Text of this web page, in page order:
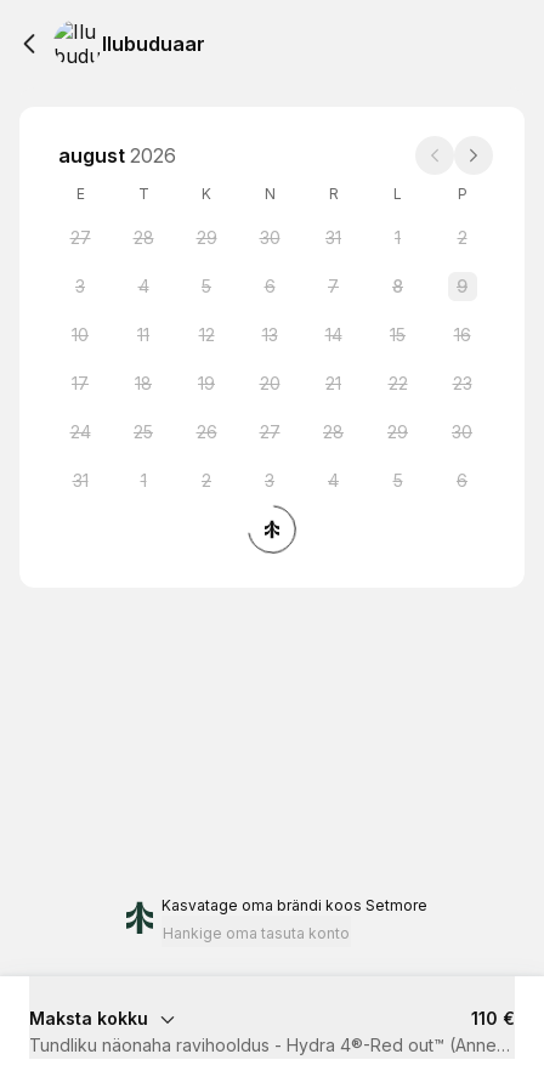
Ilubuduaar
august 2026
E T K N R L P
27 28 29 30 31 1 2
3 4 5 6 7 8 9
10 11 12 13 14 15 16
17 18 19 20 21 22 23
24 25 26 27 28 29 30
31 1 2 3 4 5 6
Kasvatage oma brändi koos Setmore
Hankige oma tasuta konto
Maksta kokku
110 €
Tundliku näonaha ravihooldus - Hydra 4®-Red out™ (Anne&Stiil